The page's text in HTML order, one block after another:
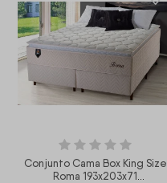
Conjunto Cama Box King Size
Roma 193x203x71